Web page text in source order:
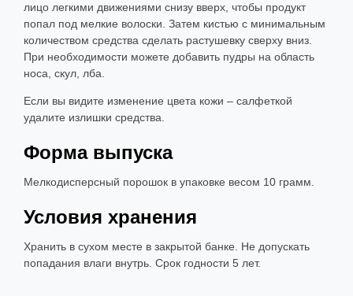
лицо легкими движениями снизу вверх, чтобы продукт
попал под мелкие волоски. Затем кистью с минимальным
количеством средства сделать растушевку сверху вниз.
При необходимости можете добавить пудры на область
носа, скул, лба.
Если вы видите изменение цвета кожи – салфеткой
удалите излишки средства.
Форма выпуска
Мелкодисперсный порошок в упаковке весом 10 грамм.
Условия хранения
Хранить в сухом месте в закрытой банке. Не допускать
попадания влаги внутрь. Срок годности 5 лет.